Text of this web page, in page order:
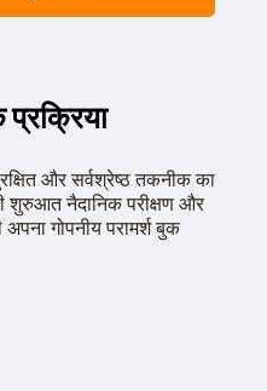
और सर्वश्रेष्ठ तकनीक का
शुरुआत नैदानिक परीक्षण और
गोपनीय परामर्श बुक